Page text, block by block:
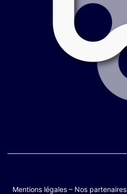
Mentions légales – Nos partenaires